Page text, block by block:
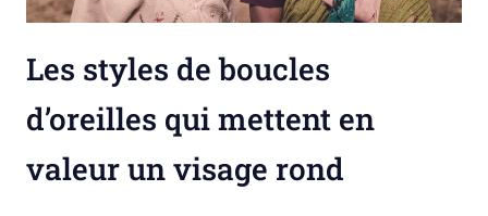
Les styles de boucles
d’oreilles qui mettent en
valeur un visage rond